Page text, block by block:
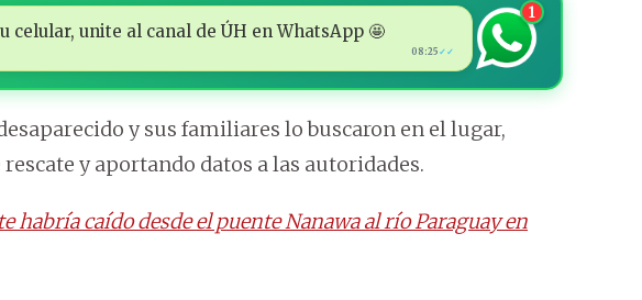
celular, unite al canal de ÚH en WhatsApp 🤩
08:25 ✓✓
1
y sus familiares lo buscaron en el lugar,
y aportando datos a las autoridades.
habría caído desde el puente Nanawa al río Paraguay en